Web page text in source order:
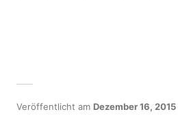
Veröffentlicht am Dezember 16, 2015